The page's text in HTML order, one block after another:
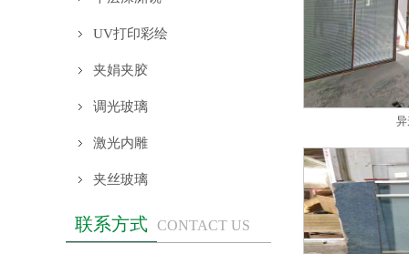
UV打印彩绘
夹娟夹胶
调光玻璃
激光内雕
夹丝玻璃
联系方式 CONTACT US